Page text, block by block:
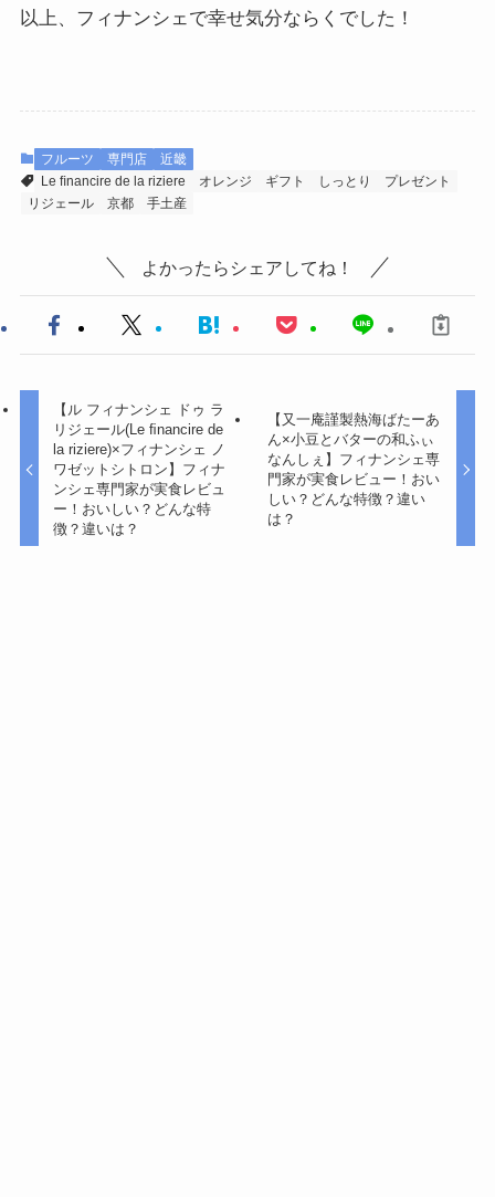
以上、フィナンシェで幸せ気分ならくでした！
フルーツ 専門店
近畿
Le ﬁnancire de la riziere
オレンジ ギフト しっとり
プレゼント
リジェール
京都 手土産
よかったらシェアしてね！
【ル フィナンシェ ドゥ ラ
リジェール(Le ﬁnancire de
la riziere)×フィナンシェ ノ
ワゼットシトロン】フィナ
ンシェ専門家が実食レビュ
ー！おいしい？どんな特
徴？違いは？
【又一庵謹製熱海ばたーあ
ん×小豆とバターの和ふぃ
なんしぇ】フィナンシェ専
門家が実食レビュー！おい
しい？どんな特徴？違い
は？